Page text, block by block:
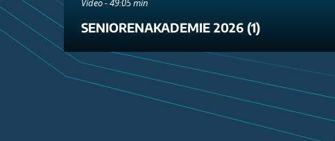
Video - 49:05 min
SENIORENAKADEMIE 2026 (1)